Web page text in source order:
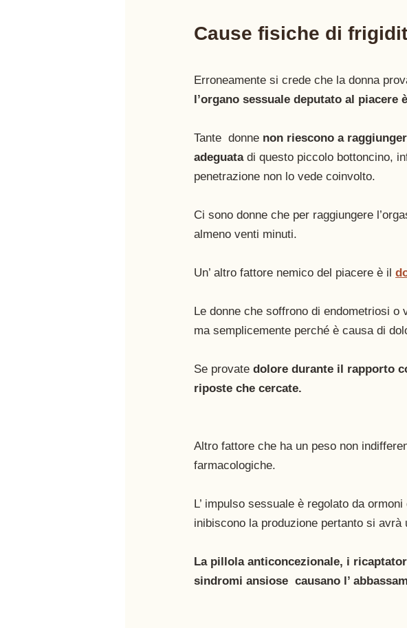
Cause fisiche di
Erroneamente si crede che la donna
l’organo sessuale deputato al piacere
Tante  donne non riescono a
adeguata di questo piccolo bottoncino,
penetrazione non lo vede coinvolto.
Ci sono donne che per raggiungere
almeno venti minuti.
Un’ altro fattore nemico del piacere è il
Le donne che soffrono di endometriosi
ma semplicemente perché è causa di
Se provate dolore durante il rapporto
riposte che cercate.
Altro fattore che ha un peso non
farmacologiche.
L’ impulso sessuale è regolato da
inibiscono la produzione pertanto si
La pillola anticoncezionale, i
sindromi ansiose  causano l’